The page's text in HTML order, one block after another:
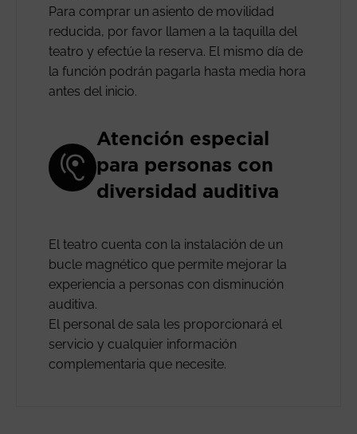
Para comprar un asiento de movilidad
reducida, por favor llamen a la taquilla del
teatro y efectúe la reserva. El mismo día de
la función podrán pagarla hasta media hora
antes del inicio.
Atención especial
para personas con
diversidad auditiva
El teatro cuenta con la instalación de un
bucle magnético que permite mejorar la
experiencia a personas con disminución
auditiva.
El personal de sala les proporcionará el
servicio y cualquier información
complementaria que necesite.